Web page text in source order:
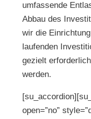
umfassende
Abbau des
wir die
laufenden
gezielt
werden.
open=”no”